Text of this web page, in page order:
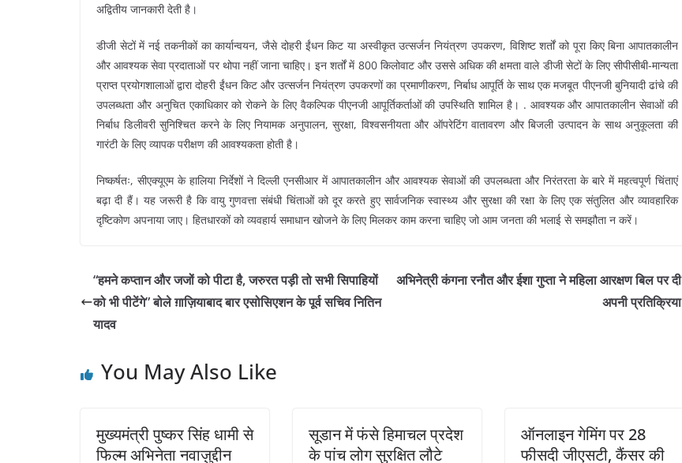
अद्वितीय जानकारी देती है।
डीजी सेटों में नई तकनीकों का कार्यान्वयन, जैसे दोहरी ईंधन किट या अस्वीकृत उत्सर्जन नियंत्रण उपकरण, विशिष्ट शर्तों को पूरा किए बिना आपातकालीन
और आवश्यक सेवा प्रदाताओं पर थोपा नहीं जाना चाहिए। इन शर्तों में 800 किलोवाट और उससे अधिक की क्षमता वाले डीजी सेटों के लिए सीपीसीबी-मान्यता
प्राप्त प्रयोगशालाओं द्वारा दोहरी ईंधन किट और उत्सर्जन नियंत्रण उपकरणों का प्रमाणीकरण, निर्बाध आपूर्ति के साथ एक मजबूत पीएनजी बुनियादी ढांचे की
उपलब्धता और अनुचित एकाधिकार को रोकने के लिए वैकल्पिक पीएनजी आपूर्तिकर्ताओं की उपस्थिति शामिल है। . आवश्यक और आपातकालीन सेवाओं की
निर्बाध डिलीवरी सुनिश्चित करने के लिए नियामक अनुपालन, सुरक्षा, विश्वसनीयता और ऑपरेटिंग वातावरण और बिजली उत्पादन के साथ अनुकूलता की
गारंटी के लिए व्यापक परीक्षण की आवश्यकता होती है।
निष्कर्षतः, सीएक्यूएम के हालिया निर्देशों ने दिल्ली एनसीआर में आपातकालीन और आवश्यक सेवाओं की उपलब्धता और निरंतरता के बारे में महत्वपूर्ण चिंताएं
बढ़ा दी हैं। यह जरूरी है कि वायु गुणवत्ता संबंधी चिंताओं को दूर करते हुए सार्वजनिक स्वास्थ्य और सुरक्षा की रक्षा के लिए एक संतुलित और व्यावहारिक
दृष्टिकोण अपनाया जाए। हितधारकों को व्यवहार्य समाधान खोजने के लिए मिलकर काम करना चाहिए जो आम जनता की भलाई से समझौता न करें।
“हमने कप्तान और जजों को पीटा है, जरुरत पड़ी तो सभी सिपाहियों
को भी पीटेंगे” बोले ग़ाज़ियाबाद बार एसोसिएशन के पूर्व सचिव नितिन
यादव
अभिनेत्री कंगना रनौत और ईशा गुप्ता ने महिला आरक्षण बिल पर दी
अपनी प्रतिक्रिया
You May Also Like
मुख्यमंत्री पुष्कर सिंह धामी से
फिल्म अभिनेता नवाज़ुद्दीन
सूडान में फंसे हिमाचल प्रदेश
के पांच लोग सुरक्षित लौटे
ऑनलाइन गेमिंग पर 28
फीसदी जीएसटी, कैंसर की